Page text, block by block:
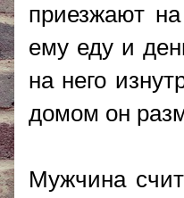
приезжают
ему еду и
на него
домом он
Мужчина